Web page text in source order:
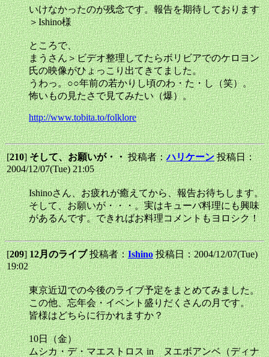
いけなかったのが残念です。報告を期待しております
＞Ishino様
ところで、
まうさん＞ビデオ整理してたらボリビアでのケロヨン
氏の映像がひょっこり出てきてました。
うわっ。○○年前の若かりし頃のわ・た・し（笑）。
怖いもの見たさで見てみたい（爆）。
http://www.tobita.to/folklore
[210]そして、お願いが・・投稿者：ハリケーン 投稿日：
2004/12/07(Tue) 21:05
Ishinoさん、お疲れが癒えてから、報告お待ちします。
そして、お願いが・・・。実はキューバ料理にも興味
があるんです。できればお料理コメントもヨロシク！
[209]12月のライブ投稿者：Ishino 投稿日：2004/12/07(Tue)
19:02
東京近辺での今後のライブ予定をまとめてみました。
この他、忘年会・イベント盛りだくさんの月です。
皆様はどちらに行かれますか？
10日（金）
ムシカ・デ・マエストロス in ヌエボアンベ（ディナ